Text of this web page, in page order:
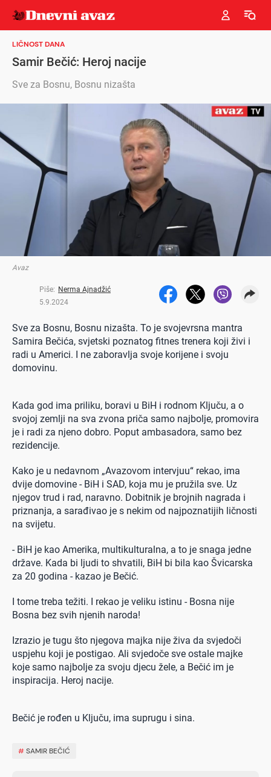
LIČNOST DANA
Samir Bečić: Heroj nacije
Sve za Bosnu, Bosnu nizašta
Avaz
Piše: Nerma Ajnadžić
5.9.2024
Sve za Bosnu, Bosnu nizašta. To je svojevrsna mantra
Samira Bečića, svjetski poznatog fitnes trenera koji živi i
radi u Americi. I ne zaboravlja svoje korijene i svoju
domovinu.
Kada god ima priliku, boravi u BiH i rodnom Ključu, a o
svojoj zemlji na sva zvona priča samo najbolje, promovira
je i radi za njeno dobro. Poput ambasadora, samo bez
rezidencije.
Kako je u nedavnom „Avazovom intervjuu“ rekao, ima
dvije domovine - BiH i SAD, koja mu je pružila sve. Uz
njegov trud i rad, naravno. Dobitnik je brojnih nagrada i
priznanja, a sarađivao je s nekim od najpoznatijih ličnosti
na svijetu.
- BiH je kao Amerika, multikulturalna, a to je snaga jedne
države. Kada bi ljudi to shvatili, BiH bi bila kao Švicarska
za 20 godina - kazao je Bečić.
I tome treba težiti. I rekao je veliku istinu - Bosna nije
Bosna bez svih njenih naroda!
Izrazio je tugu što njegova majka nije živa da svjedoči
uspjehu koji je postigao. Ali svjedoče sve ostale majke
koje samo najbolje za svoju djecu žele, a Bečić im je
inspiracija. Heroj nacije.
Bečić je rođen u Ključu, ima suprugu i sina.
#SAMIR BEČIĆ